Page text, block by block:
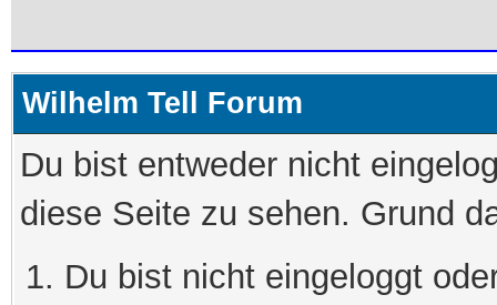
Wilhelm Tell Forum
Du bist entweder nicht
diese Seite zu sehen. Grund
Du bist nicht eingeloggt